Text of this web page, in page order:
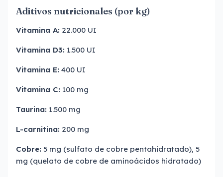
Aditivos nutricionales (por kg)
Vitamina A: 22.000 UI
Vitamina D3: 1.500 UI
Vitamina E: 400 UI
Vitamina C: 100 mg
Taurina: 1.500 mg
L-carnitina: 200 mg
Cobre: 5 mg (sulfato de cobre pentahidratado), 5
mg (quelato de cobre de aminoácidos hidratado)